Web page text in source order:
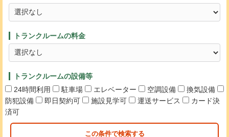
トランクルームの料金
トランクルームの設備等
24時間利用
駐車場 エレベーター 空調設備
換気設備
防犯設備
即日契約可 施設見学可 運送サービス
カード決
済可
この条件で検索する